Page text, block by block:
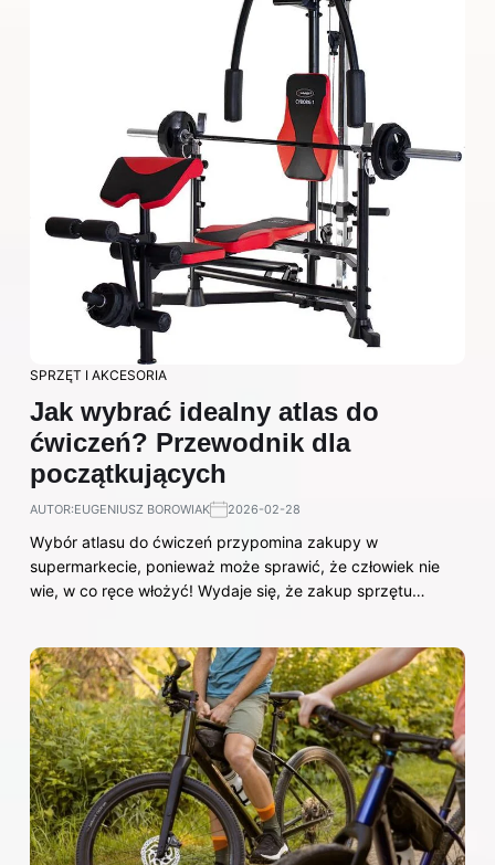
SPRZĘT I AKCESORIA
Jak wybrać idealny atlas do
ćwiczeń? Przewodnik dla
początkujących
AUTOR:EUGENIUSZ BOROWIAK 2026-02-28
Wybór atlasu do ćwiczeń przypomina zakupy w
supermarkecie, ponieważ może sprawić, że człowiek nie
wie, w co ręce włożyć! Wydaje się, że zakup sprzętu…